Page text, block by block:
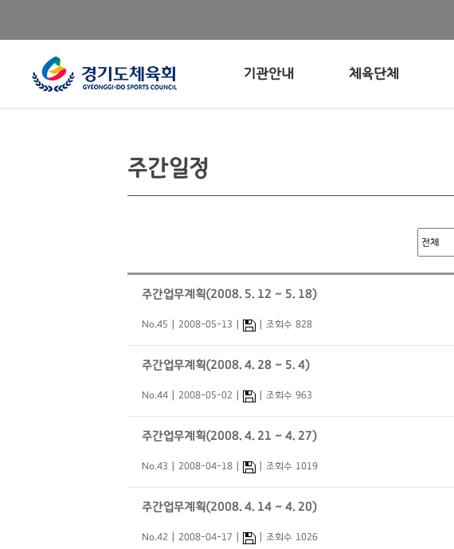
기관안내 체육단체
주간일정
주간업무계획(2008. 5. 12 ~ 5. 18)
No.45 2008-05-13 조회수 828
주간업무계획(2008. 4. 28 ~ 5. 4)
No.44 2008-05-02 조회수 963
주간업무계획(2008. 4. 21 ~ 4. 27)
No.43 2008-04-18 조회수 1019
주간업무계획(2008. 4. 14 ~ 4. 20)
No.42 2008-04-17 조회수 1026